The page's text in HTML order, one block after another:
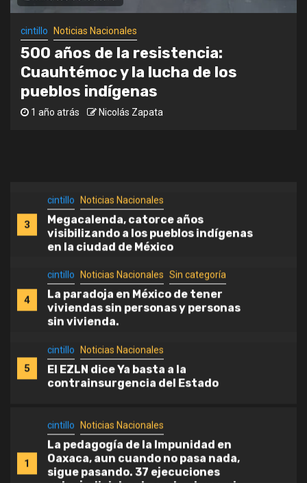
1
Oaxaca, aun cuando no pasa nada,
extrajudiciales durante el sexenio
de AMLO: MULT
2
cintillo Noticias Nacionales
500 años de la resistencia:
Cuauhtémoc y la lucha de los
pueblos indígenas
4
cintillo Noticias Nacionales
La paradoja en México de tener
viviendas sin personas y personas
sin vivienda.
5
cintillo Noticias Nacionales
El EZLN dice Ya basta a la
contrainsurgencia del Estado
cintillo Noticias Nacionales
La pedagogía de la Impunidad en
Oaxaca, aun cuando no pasa nada,
de AMLO: MULT
2
cintillo Noticias Nacionales
500 años de la resistencia:
Cuauhtémoc y la lucha de los
pueblos indígenas
cintillo Noticias Nacionales
Megacalenda, catorce años
visibilizando a los pueblos
indígenas en la ciudad de México
3 años atrás Nicolás Zapata